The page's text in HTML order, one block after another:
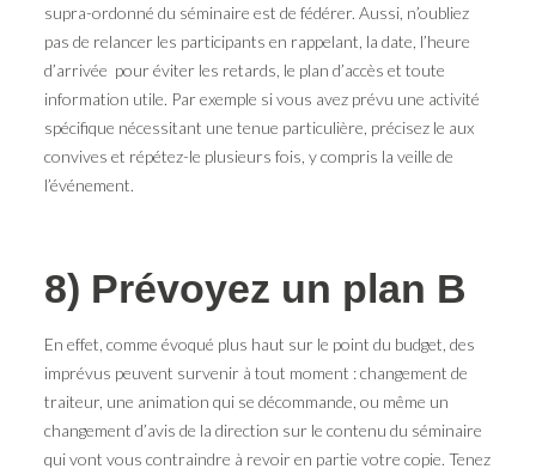
supra-ordonné du séminaire est de fédérer. Aussi, n’oubliez
pas de relancer les participants en rappelant, la date, l’heure
d’arrivée pour éviter les retards, le plan d’accès et toute
information utile. Par exemple si vous avez prévu une activité
spécifique nécessitant une tenue particulière, précisez le aux
convives et répétez-le plusieurs fois, y compris la veille de
l’événement.
8) Prévoyez un plan B
En effet, comme évoqué plus haut sur le point du budget, des
imprévus peuvent survenir à tout moment : changement de
traiteur, une animation qui se décommande, ou même un
changement d’avis de la direction sur le contenu du séminaire
qui vont vous contraindre à revoir en partie votre copie. Tenez